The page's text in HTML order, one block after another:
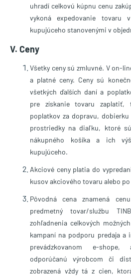
uhradí celkovú kúpnu cenu
vykoná expedovanie tovaru
kupujúceho stanovenými v
V. Ceny
Všetky ceny sú zmluvné. V on-
a platné ceny. Ceny sú
všetkých ďalších daní a
pre získanie tovaru zaplatiť,
poplatkov za dopravu,
prostriedky na diaľku, ktoré
nákupného košíka a ich
kupujúceho.
Akciové ceny platia do
kusov akciového tovaru alebo
Pôvodná cena znamená
predmetný tovar/službu
zohľadnenia celkových
kampaní na podporu predaja a
prevádzkovanom e-
odporúčanú výrobcom či
zobrazená vždy tá z cien,